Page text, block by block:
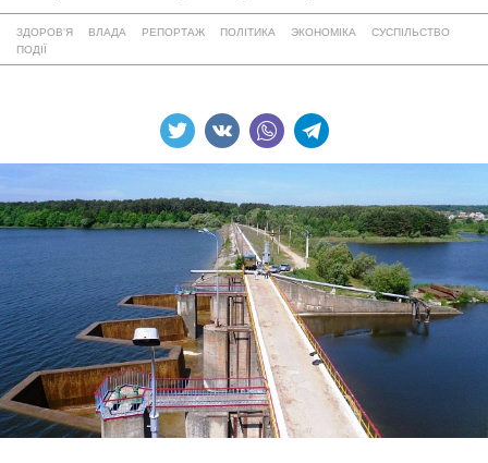
ЗДОРОВ'Я ВЛАДА РЕПОРТАЖ ПОЛІТИКА ЭКОНОМІКА
СУСПІЛЬСТВО
ПОДІЇ